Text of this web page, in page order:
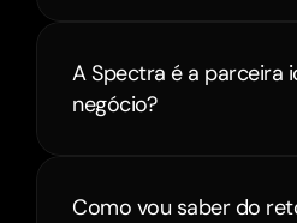
A Spectra é a parceira
negócio?
Como vou saber do